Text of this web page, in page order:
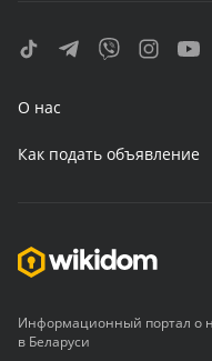
О нас
Как подать объявление
Информационный портал о
в Беларуси